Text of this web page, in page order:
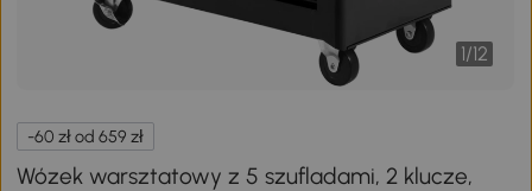
1/12
-60 zł od 659 zł
Wózek warsztatowy z 5 szufladami, 2 klucze,